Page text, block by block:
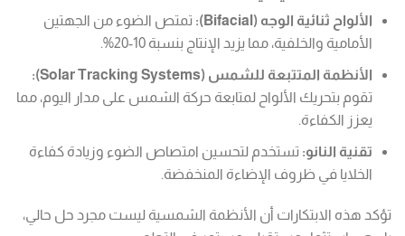
الألواح ثنائية الوجه (Bifacial):
تمتص الضوء من الجهتين
الأمامية والخلفية، مما يزيد الإنتاج بنسبة 10-20%.
الأنظمة المتتبعة للشمس (Solar Tracking Systems):
تقوم بتحريك الألواح لمتابعة حركة الشمس على مدار اليوم، مما
يعزز الكفاءة.
تقنية النانو: تستخدم لتحسين امتصاص الضوء وزيادة كفاءة
الخلايا في ظروف الإضاءة المنخفضة.
تؤكد هذه الابتكارات أن الأنظمة الشمسية ليست مجرد حل حالي،